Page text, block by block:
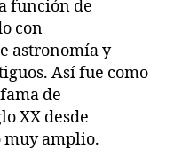
función de
con
astronomía y
Así fue como
de
XX desde
muy amplio.